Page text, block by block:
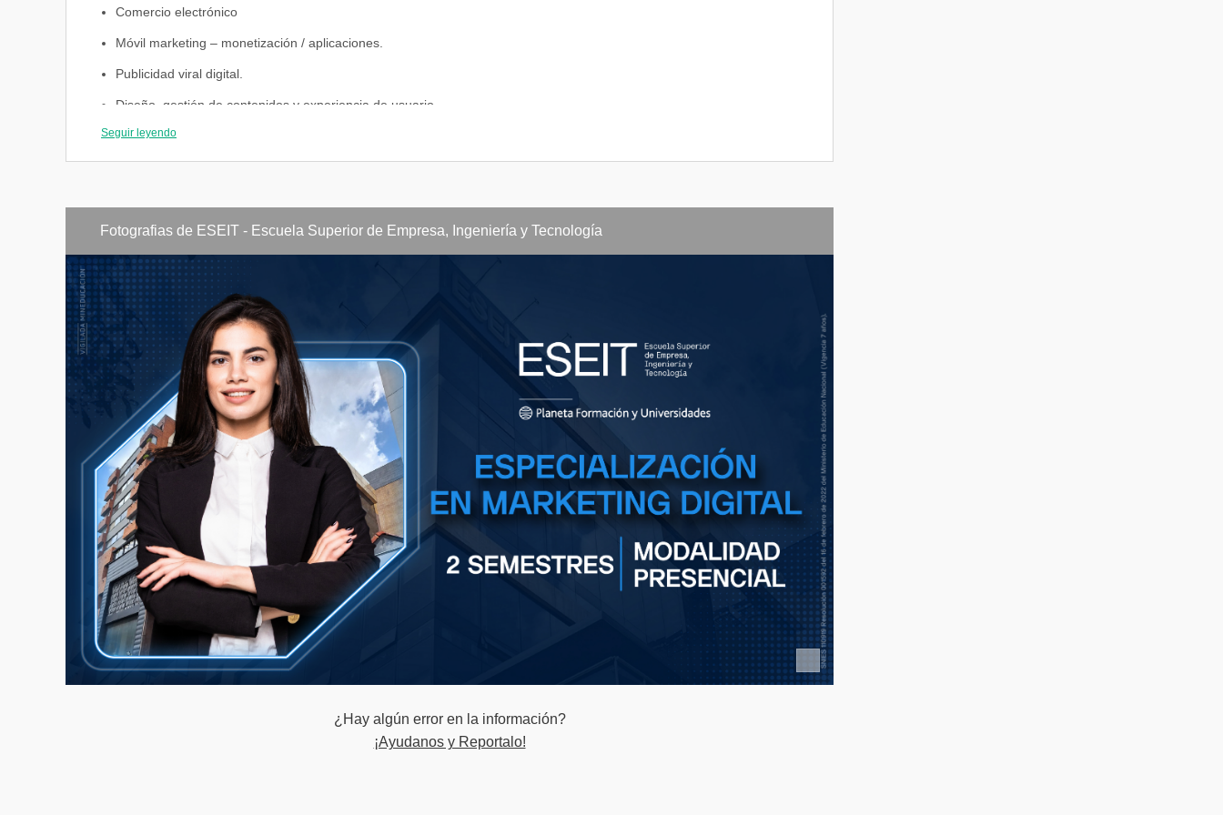
Comercio electrónico
Móvil marketing – monetización / aplicaciones.
Publicidad viral digital.
Diseño, gestión de contenidos y experiencia de usuario.
Responsabilidad social corporativa.
Seguir leyendo
Fotografias de ESEIT - Escuela Superior de Empresa, Ingeniería y Tecnología
¿Hay algún error en la información?
¡Ayudanos y Reportalo!